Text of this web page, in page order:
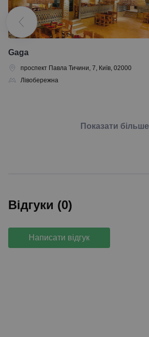
Gaga
проспект Павла Тичини, 7, Київ, 02000
Лівобережна
Показати більше
Відгуки (0)
Написати відгук